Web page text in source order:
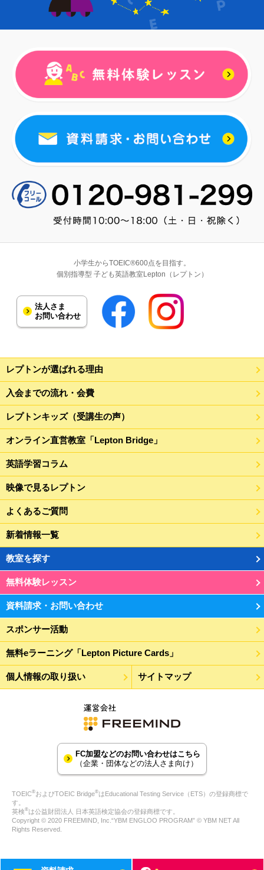
小学生からTOEIC®600点を目指す。
個別指導型 子ども英語教室Lepton（レプトン）
法人さま
お問い合わせ
レプトンが選ばれる理由
入会までの流れ・会費
レプトンキッズ（受講生の声）
オンライン直営教室「Lepton Bridge」
英語学習コラム
映像で見るレプトン
よくあるご質問
新着情報一覧
教室を探す
無料体験レッスン
資料請求・お問い合わせ
スポンサー活動
無料eラーニング「Lepton Picture Cards」
個人情報の取り扱い サイトマップ
FC加盟などのお問い合わせはこちら
（企業・団体などの法人さま向け）
TOEIC®およびTOEIC Bridge®はEducational Testing Service（ETS）の登録商標で
す。
英検®は公益財団法人 日本英語検定協会の登録商標です。
Copyright © 2020 FREEMIND, Inc.“YBM ENGLOO PROGRAM” © YBM NET All
Rights Reserved.